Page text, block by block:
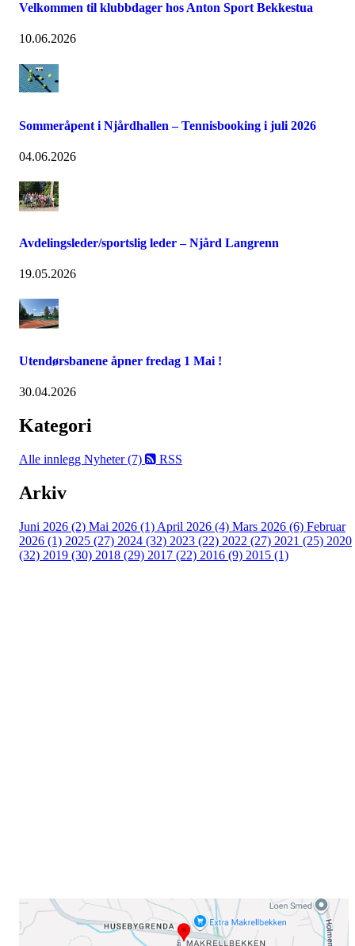
Velkommen til klubbdager hos Anton Sport Bekkestua
10.06.2026
Sommeråpent i Njårdhallen – Tennisbooking i juli 2026
04.06.2026
Avdelingsleder/sportslig leder – Njård Langrenn
19.05.2026
Utendørsbanene åpner fredag 1 Mai !
30.04.2026
Kategori
Alle innlegg Nyheter (7) RSS
Arkiv
Juni 2026 (2) Mai 2026 (1) April 2026 (4) Mars 2026 (6) Februar
2026 (1) 2025 (27) 2024 (32) 2023 (22) 2022 (27) 2021 (25) 2020
(32) 2019 (30) 2018 (29) 2017 (22) 2016 (9) 2015 (1)